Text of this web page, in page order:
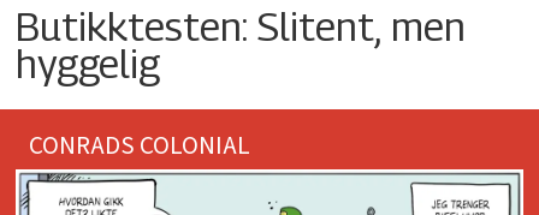
Butikktesten: Slitent, men
hyggelig
CONRADS COLONIAL